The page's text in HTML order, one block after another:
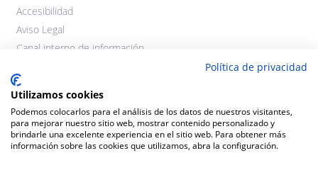
Accesibilidad
Aviso Legal
Canal interno de información
Política de privacidad
Utilizamos cookies
Podemos colocarlos para el análisis de los datos de nuestros visitantes,
para mejorar nuestro sitio web, mostrar contenido personalizado y
brindarle una excelente experiencia en el sitio web. Para obtener más
información sobre las cookies que utilizamos, abra la configuración.